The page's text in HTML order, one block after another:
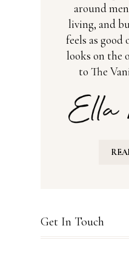
around
living, and
feels as good
looks on the
to The
Get In Touch